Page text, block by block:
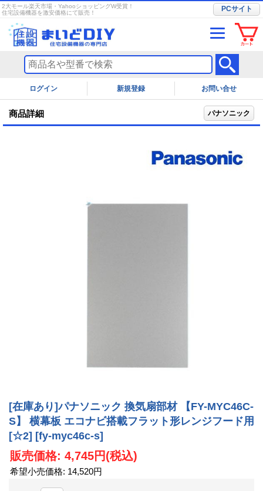
2大モール楽天市場・YahooショッピングW受賞！
住宅設備機器を激安価格にて販売！
PCサイト
ログイン お問い合せ
商品詳細 パナソニック
[在庫あり]パナソニック 換気扇部材 【FY-MYC46C-
S】 横幕板 エコナビ搭載フラット形レンジフード用
[☆2] [fy-myc46c-s]
販売価格: 4,745円(税込)
希望小売価格: 14,520円